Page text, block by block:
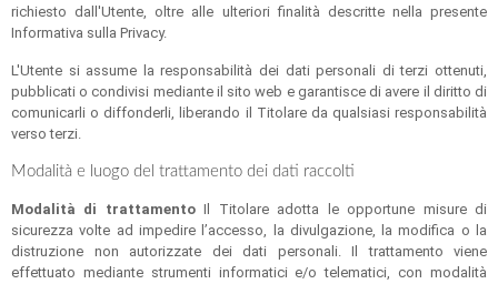
richiesto dall'Utente, oltre alle ulteriori finalità descritte nella presente
Informativa sulla Privacy.
L'Utente si assume la responsabilità dei dati personali di terzi ottenuti,
pubblicati o condivisi mediante il sito web e garantisce di avere il diritto di
comunicarli o diffonderli, liberando il Titolare da qualsiasi responsabilità
verso terzi.
Modalità e luogo del trattamento dei dati raccolti
Modalità di trattamentoIl Titolare adotta le opportune misure di
sicurezza volte ad impedire l’accesso, la divulgazione, la modifica o la
distruzione non autorizzate dei dati personali. Il trattamento viene
effettuato mediante strumenti informatici e/o telematici, con modalità